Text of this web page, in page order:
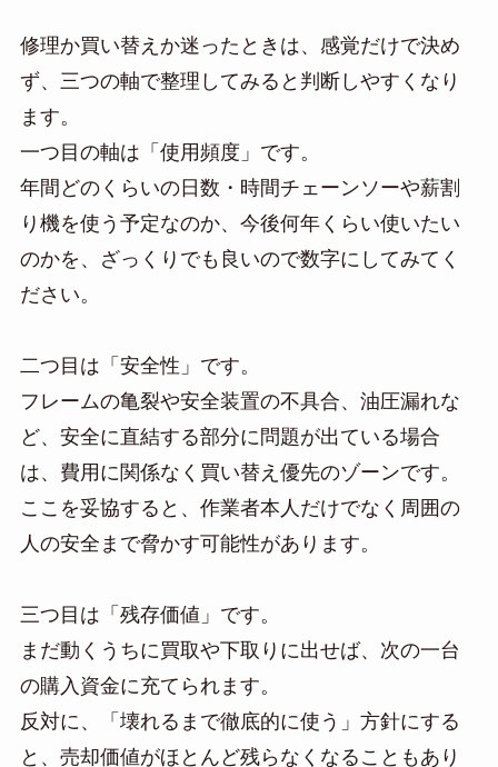
修理か買い替えか迷ったときは、感覚だけで決め
ず、三つの軸で整理してみると判断しやすくなり
ます。
一つ目の軸は「使用頻度」です。
年間どのくらいの日数・時間チェーンソーや薪割
り機を使う予定なのか、今後何年くらい使いたい
のかを、ざっくりでも良いので数字にしてみてく
ださい。
二つ目は「安全性」です。
フレームの亀裂や安全装置の不具合、油圧漏れな
ど、安全に直結する部分に問題が出ている場合
は、費用に関係なく買い替え優先のゾーンです。
ここを妥協すると、作業者本人だけでなく周囲の
人の安全まで脅かす可能性があります。
三つ目は「残存価値」です。
まだ動くうちに買取や下取りに出せば、次の一台
の購入資金に充てられます。
反対に、「壊れるまで徹底的に使う」方針にする
と、売却価値がほとんど残らなくなることもあり